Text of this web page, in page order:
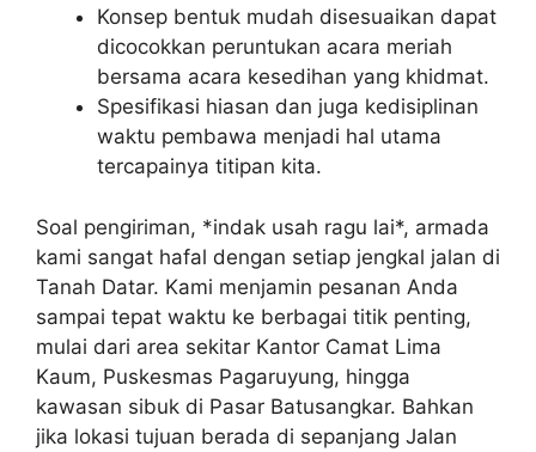
Konsep bentuk mudah disesuaikan dapat
dicocokkan peruntukan acara meriah
bersama acara kesedihan yang khidmat.
Spesifikasi hiasan dan juga kedisiplinan
waktu pembawa menjadi hal utama
tercapainya titipan kita.
Soal pengiriman, *indak usah ragu lai*, armada
kami sangat hafal dengan setiap jengkal jalan di
Tanah Datar. Kami menjamin pesanan Anda
sampai tepat waktu ke berbagai titik penting,
mulai dari area sekitar Kantor Camat Lima
Kaum, Puskesmas Pagaruyung, hingga
kawasan sibuk di Pasar Batusangkar. Bahkan
jika lokasi tujuan berada di sepanjang Jalan